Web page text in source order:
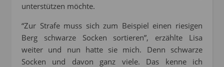
unterstützen möchte.
“Zur Strafe muss sich zum Beispiel einen riesigen
Berg schwarze Socken sortieren”, erzählte Lisa
weiter und nun hatte sie mich. Denn schwarze
Socken und davon ganz viele. Das kenne ich